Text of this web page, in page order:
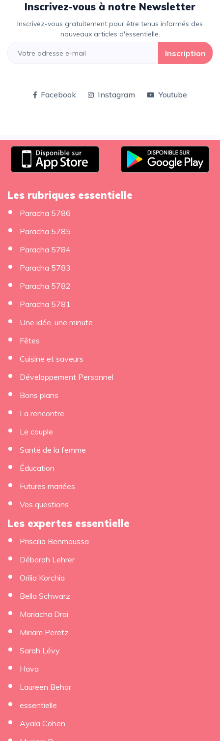
Inscrivez-vous à notre Newsletter
Inscrivez-vous gratuitement pour être tenus informés des
nouveaux articles d'essentielle.
Inscription
Facebook Instagram Youtube
Les rubriques essentielle
Paracha 5786
Paracha 5785
Paracha 5784
Paracha 5783
Paracha 5782
Paracha 5781
Une idée, une minute
Fêtes
Cuisine et saveurs
Développement Personnel
Bons plans
La rencontre
Le couple
Santé de la femme
Éducation
Futures mariées
Vos questions
Les expertes essentielle
Priscilia Benmoussa
Déborah Lehrer
Orilia Korchia
Bella Schwarz
Mariacha Drai
Miriam Peretz
Sarah Lévy
Hava
Laureen Behar
essentielle
Ayala Cohen